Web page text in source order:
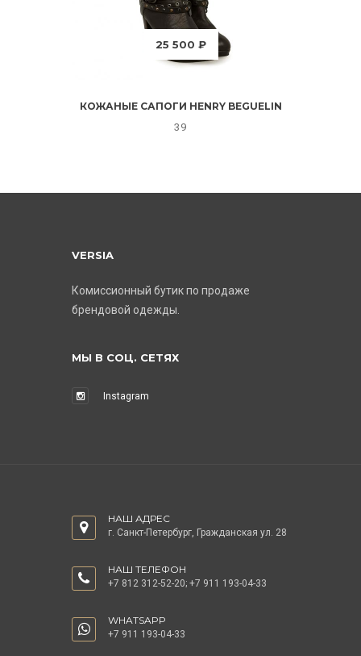
25 500 ₽
КОЖАНЫЕ САПОГИ HENRY BEGUELIN
39
VERSIA
Комиссионный бутик по продаже
брендовой одежды.
МЫ В СОЦ. СЕТЯХ
Instagram
НАШ АДРЕС
г. Санкт-Петербург, Гражданская ул. 28
НАШ ТЕЛЕФОН
+7 812 312-52-20; +7 911 193-04-33
WHATSAPP
+7 911 193-04-33